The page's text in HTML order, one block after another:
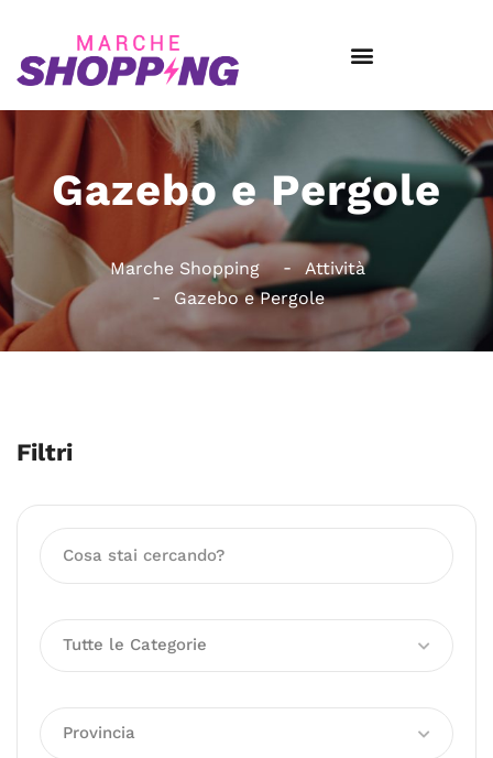
Gazebo e Pergole
Marche Shopping
Attività
Gazebo e Pergole
Filtri
Tutte le Categorie
Provincia